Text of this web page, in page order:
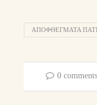
ΑΠΟΦΘΈΓΜΑΤΑ
0 comments